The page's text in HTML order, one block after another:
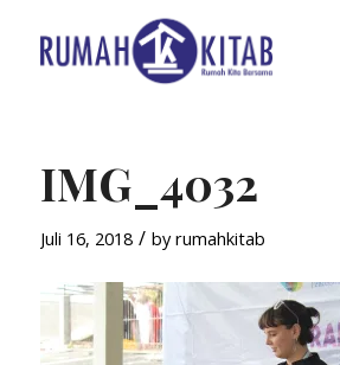
IMG_4032
Juli 16, 2018 / byrumahkitab